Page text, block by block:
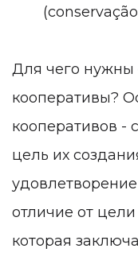
Для чего
кооперативы?
кооперативов -
цель их
отличие от
которая